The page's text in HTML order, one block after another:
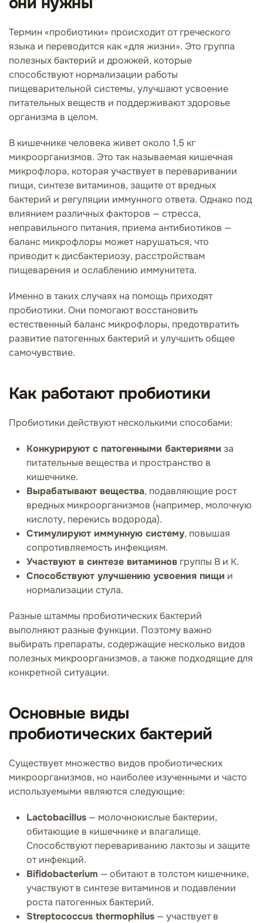
Термин «пробиотики» происходит от греческого
языка и переводится как «для жизни». Это группа
полезных бактерий и дрожжей, которые
способствуют нормализации работы
пищеварительной системы, улучшают усвоение
питательных веществ и поддерживают здоровье
организма в целом.
В кишечнике человека живет около 1,5 кг
микроорганизмов. Это так называемая кишечная
микрофлора, которая участвует в переваривании
пищи, синтезе витаминов, защите от вредных
бактерий и регуляции иммунного ответа. Однако под
влиянием различных факторов — стресса,
неправильного питания, приема антибиотиков —
баланс микрофлоры может нарушаться, что
приводит к дисбактериозу, расстройствам
пищеварения и ослаблению иммунитета.
Именно в таких случаях на помощь приходят
пробиотики. Они помогают восстановить
естественный баланс микрофлоры, предотвратить
развитие патогенных бактерий и улучшить общее
самочувствие.
Как работают пробиотики
Пробиотики действуют несколькими способами:
Конкурируют с патогенными бактериями за
питательные вещества и пространство в
кишечнике.
Вырабатывают вещества, подавляющие рост
вредных микроорганизмов (например, молочную
кислоту, перекись водорода).
Стимулируют иммунную систему, повышая
сопротивляемость инфекциям.
Участвуют в синтезе витаминов группы B и K.
Способствуют улучшению усвоения пищи и
нормализации стула.
Разные штаммы пробиотических бактерий
выполняют разные функции. Поэтому важно
выбирать препараты, содержащие несколько видов
полезных микроорганизмов, а также подходящие для
конкретной ситуации.
Основные виды
пробиотических бактерий
Существует множество видов пробиотических
микроорганизмов, но наиболее изученными и часто
используемыми являются следующие:
Lactobacillus — молочнокислые бактерии,
обитающие в кишечнике и влагалище.
Способствуют перевариванию лактозы и защите
от инфекций.
Bifidobacterium — обитают в толстом кишечнике,
участвуют в синтезе витаминов и подавлении
роста патогенных бактерий.
Streptococcus thermophilus — участвует в